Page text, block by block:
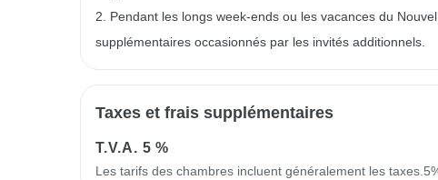
2. Pendant les longs week-ends ou les vacances du
supplémentaires occasionnés par les invités additionnels.
Taxes et frais supplémentaires
T.V.A. 5 %
Les tarifs des chambres incluent généralement les